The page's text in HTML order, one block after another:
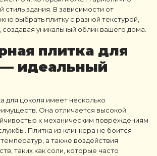
стиль здания. В зависимости от
выбрать плитку с разной текстурой,
уникальный облик вашего дома.
плитка для
— идеальный
для цоколя имеет несколько
Она отличается высокой
к механическим повреждениям
Плитка из клинкера не боится
а также воздействия
таких как соли, которые часто